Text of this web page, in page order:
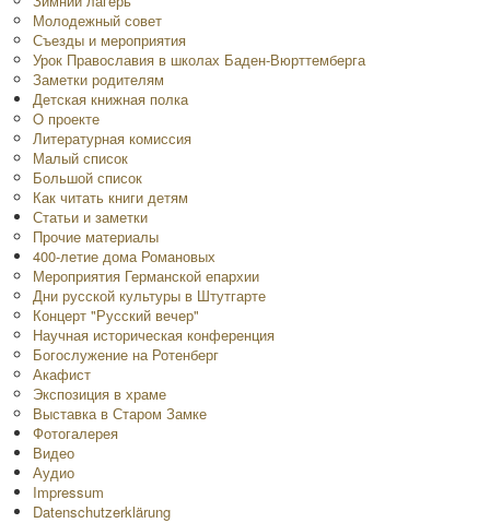
Молодежный совет
Съезды и мероприятия
Урок Православия в школах Баден-Вюрттемберга
Заметки родителям
Детская книжная полка
O проекте
Литературная комиссия
Малый список
Большой список
Как читать книги детям
Статьи и заметки
Прочие материалы
400-летие дома Романовых
Мероприятия Германской епархии
Дни русской культуры в Штутгарте
Концерт "Русский вечер"
Научная историческая конференция
Богослужение на Ротенберг
Акафист
Экспозиция в храме
Выставка в Старом Замке
Фотогалерея
Видео
Аудио
Impressum
Datenschutzerklärung